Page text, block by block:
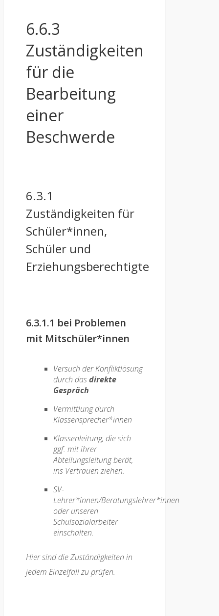
6.6.3
Zuständigkeiten
für die
Bearbeitung
einer
Beschwerde
6.3.1
Zuständigkeiten für
Schüler*innen,
Schüler und
Erziehungsberechtigte
6.3.1.1 bei Problemen
mit Mitschüler*innen
Versuch der Konfliktlösung
durch dasdirekte
Gespräch
Vermittlung durch
Klassensprecher*innen
Klassenleitung, die sich
ggf. mit ihrer
Abteilungsleitung berät,
ins Vertrauen ziehen.
SV-
Lehrer*innen/Beratungslehrer*innen
oder unseren
Schulsozialarbeiter
einschalten.
Hier sind die Zuständigkeiten in
jedem Einzelfall zu prüfen.